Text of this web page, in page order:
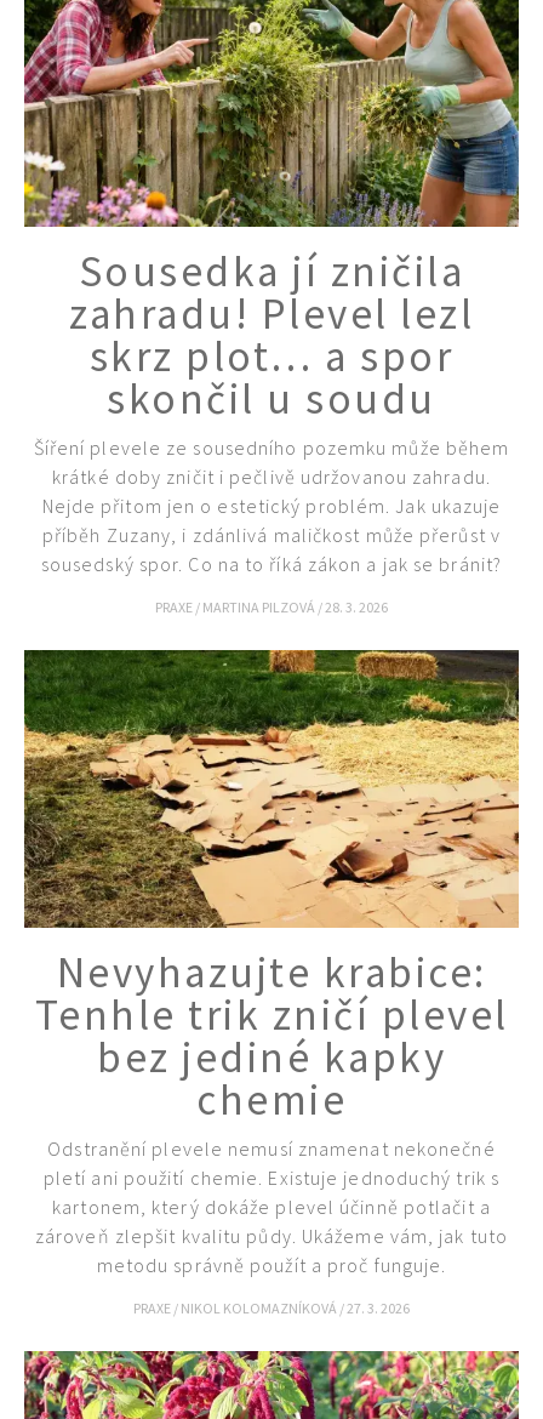
Sousedka jí zničila
zahradu! Plevel lezl
skrz plot… a spor
skončil u soudu
Šíření plevele ze sousedního pozemku může během
krátké doby zničit i pečlivě udržovanou zahradu.
Nejde přitom jen o estetický problém. Jak ukazuje
příběh Zuzany, i zdánlivá maličkost může přerůst v
sousedský spor. Co na to říká zákon a jak se bránit?
PRAXE / MARTINA PILZOVÁ / 28. 3. 2026
Nevyhazujte krabice:
Tenhle trik zničí plevel
bez jediné kapky
chemie
Odstranění plevele nemusí znamenat nekonečné
pletí ani použití chemie. Existuje jednoduchý trik s
kartonem, který dokáže plevel účinně potlačit a
zároveň zlepšit kvalitu půdy. Ukážeme vám, jak tuto
metodu správně použít a proč funguje.
PRAXE / NIKOL KOLOMAZNÍKOVÁ /27. 3. 2026